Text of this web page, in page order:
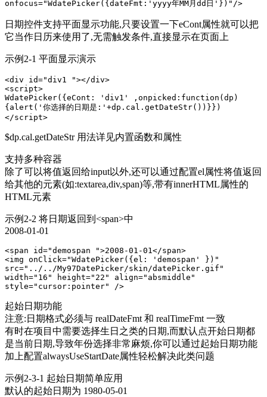
οnfοcus="WdatePicker({dateFmt:'yyyy年MM月dd日'})"/>
日期控件支持平面显示功能,只要设置一下eCont属性就可以把
它当作日历来使用了,无需触发条件,直接显示在页面上
示例2-1 平面显示演示
<div id="div1 "></div>
<script>
WdatePicker({eCont: 'div1' ,onpicked:function(dp)
{alert('你选择的日期是:'+dp.cal.getDateStr())}})
</script>
$dp.cal.getDateStr 用法详见内置函数和属性
支持多种容器
除了可以将值返回给input以外,还可以通过配置el属性将值返回
给其他的元素(如:textarea,div,span)等,带有innerHTML属性的
HTML元素
示例2-2 将日期返回到<span>中
2008-01-01
<span id="demospan ">2008-01-01</span>
<img onClick="WdatePicker({el: 'demospan' })"
src="../../My97DatePicker/skin/datePicker.gif"
width="16" height="22" align="absmiddle"
style="cursor:pointer" />
起始日期功能
注意:日期格式必须与 realDateFmt 和 realTimeFmt 一致
有时在项目中需要选择生日之类的日期,而默认点开始日期都
是当前日期,导致年份选择非常麻烦,你可以通过起始日期功能
加上配置alwaysUseStartDate属性轻松解决此类问题
示例2-3-1 起始日期简单应用
默认的起始日期为 1980-05-01